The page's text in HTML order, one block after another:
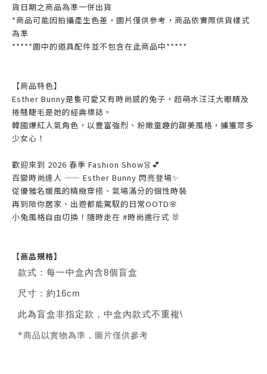
貨日期之商品為準一併出貨
*商品可能因拍攝產生色差，圖片僅供參考，商品依實際供貨樣式
為準
*****圖中的道具配件並不包含在此商品中*****
【商品特色】
Esther Bunny是隻可愛又有時尚感的兔子，超萌水汪汪大眼睛及
捲翹睫毛是她的經典標誌。
韓國爆紅人氣角色，以豐富強烈、粉嫩童趣的甜美風格，擄獲眾多
少女心！
歡迎來到 2026 春季 Fashion Show👗💕
百變時尚達人 —— Esther Bunny 閃亮登場✨
從優雅名媛風的精緻穿搭、氣場滿分的個性時裝
再到陪你居家、出遊都能駕馭的日常OOTD🌸
小兔風格自由切換！隨時走在 #時尚進行式 🐰
【商品規格】
款式：每一中盒內含8個盲盒
尺寸：約16cm
此為盲盒非指定款，中盒內款式不重複\
*商品以實物為準，圖片僅供參考